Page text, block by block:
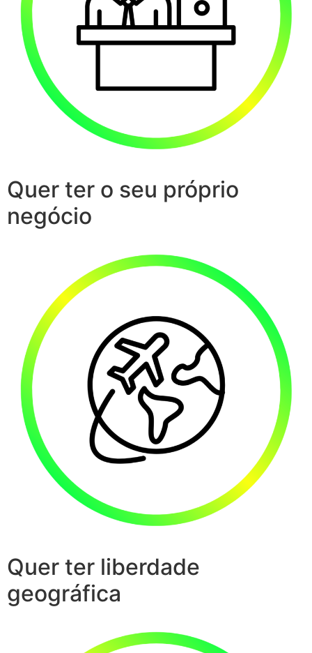
Quer ter o seu próprio
negócio
Quer ter liberdade
geográfica